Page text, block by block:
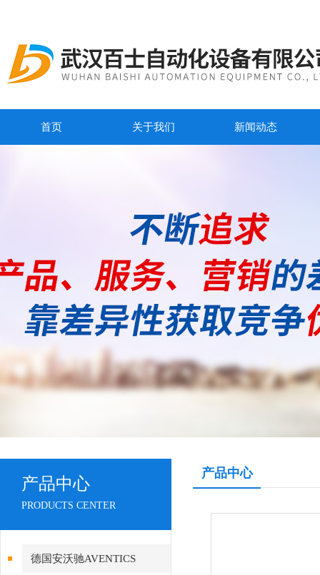
首页 关于我们 新闻动态
产品中心
PRODUCTS CENTER
德国安沃驰AVENTICS
产品中心